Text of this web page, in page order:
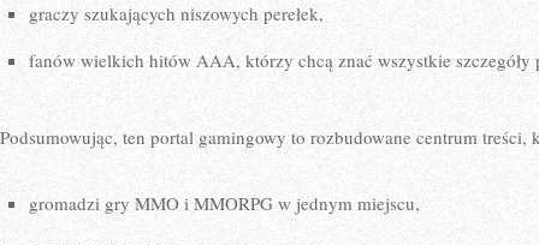
graczy szukających niszowych perełek,
fanów wielkich hitów AAA, którzy chcą znać wszystkie szczegóły
Podsumowując, ten portal gamingowy to rozbudowane centrum treści,
gromadzi gry MMO i MMORPG w jednym miejscu,